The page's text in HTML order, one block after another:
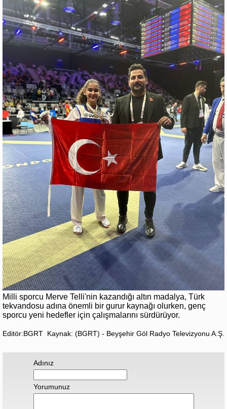
Milli sporcu Merve Telli'nin kazandığı altın madalya, Türk
tekvandosu adına önemli bir gurur kaynağı olurken, genç
sporcu yeni hedefler için çalışmalarını sürdürüyor.
Editör:BGRT Kaynak: (BGRT) - Beyşehir Göl Radyo Televizyonu A.Ş.
Adınız
Yorumunuz